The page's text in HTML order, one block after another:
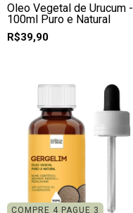
Óleo Vegetal de Urucum -
100ml Puro e Natural
R$39,90
COMPRE 4 PAGUE 3